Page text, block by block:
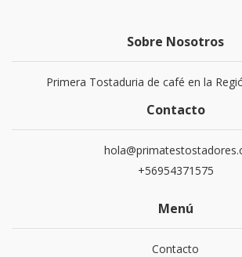
Sobre Nosotros
Primera Tostaduria de café en la
Contacto
+56954371575
Menú
Contacto